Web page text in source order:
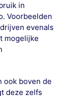
in
Voorbeelden
evenals
mogelijke
ook boven de
deze zelfs